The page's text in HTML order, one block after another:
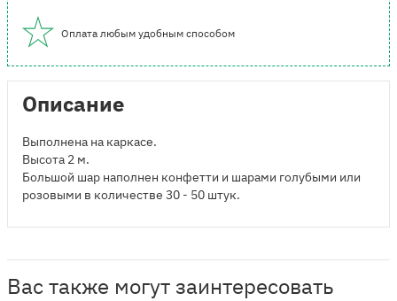
Оплата любым удобным способом
Описание
Выполнена на каркасе.
Высота 2 м.
Большой шар наполнен конфетти и шарами голубыми или
розовыми в количестве 30 - 50 штук.
Вас также могут заинтересовать